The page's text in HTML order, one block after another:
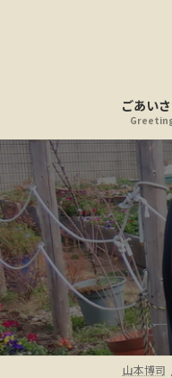
ス
キ
プ
ン
に
動
ごあい
山本博司